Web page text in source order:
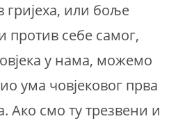
гријеха, или боље
против себе самог,
у нама, можемо
ума човјековог прва
Ако смо ту трезвени и